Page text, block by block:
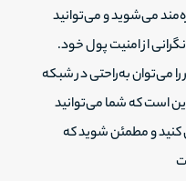
می‌شوید و می‌توانید
از امنیت پول خود.
می‌توان به‌راحتی در شبکه
است که شما می‌توانید
کنید و مطمئن شوید که